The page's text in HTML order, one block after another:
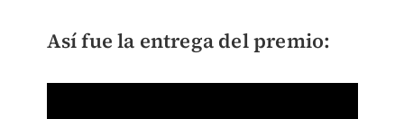
Así fue la entrega del premio: